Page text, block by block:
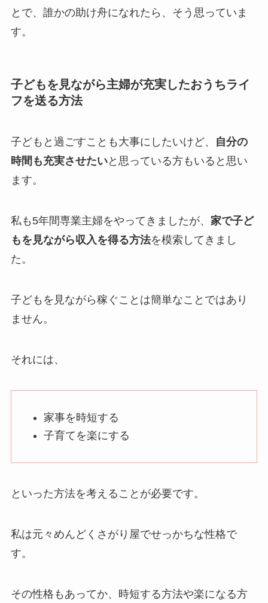
とで、誰かの助け舟になれたら、そう思っていま
す。
子どもを見ながら主婦が充実したおうちライ
フを送る方法
子どもと過ごすことも大事にしたいけど、
自分の
時間も充実させたいと思っている方もいると思い
ます。
私も5年間専業主婦をやってきましたが、 家で子ど
もを見ながら収入を得る方法を模索してきまし
た。
子どもを見ながら稼ぐことは簡単なことではあり
ません。
それには、
家事を時短する
子育てを楽にする
といった方法を考えることが必要です。
私は元々めんどくさがり屋でせっかちな性格で
す。
その性格もあってか、時短する方法や楽になる方